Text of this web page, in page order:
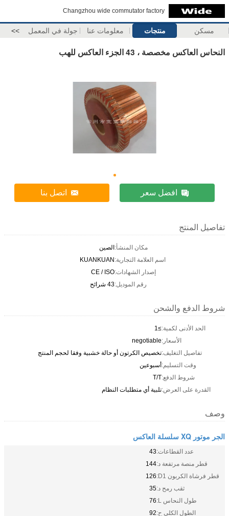
Changzhou wide commutator factory
مسكن منتجات معلومات عنا جولة في المعمل >>
النحاس العاكس مخصصة ، 43 الجزء العاكس للهب
افضل سعر اتصل بنا
تفاصيل المنتج
مكان المنشأ:الصين
اسم العلامة التجارية:KUANKUAN
إصدار الشهادات:CE / ISO
رقم الموديل:43 شرائح
شروط الدفع والشحن
الحد الأدنى لكمية:≥1
الأسعار:negotiable
تفاصيل التغليف:تخصيص الكرتون أو حالة خشبية وفقا لحجم المنتج
وقت التسليم:أسبوعين
شروط الدفع:T/T
القدرة على العرض:تلبية أي متطلبات النظام
وصف
الجر موتور XQ سلسلة العاكس
عدد القطاعات:43
قطر منصة مرتفعة د:144
قطر فرشاة الكربون D1:
126
ثقب رمح د:35
طول النحاس L:
76
الطول الكلي ح:92